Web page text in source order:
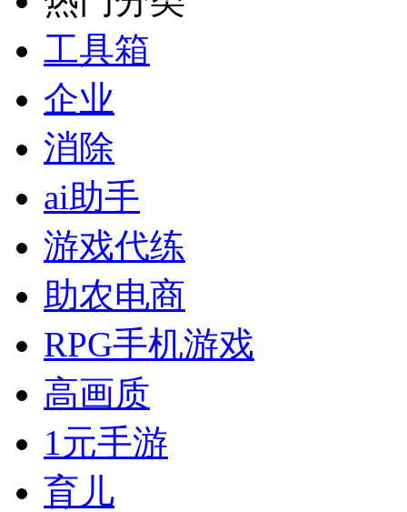
工具箱
企业
消除
ai助手
游戏代练
助农电商
RPG手机游戏
高画质
1元手游
育儿